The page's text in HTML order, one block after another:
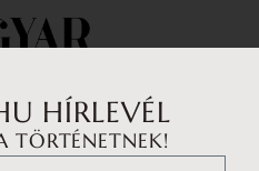
HÍRLEVÉL
TÖRTÉNETNEK!